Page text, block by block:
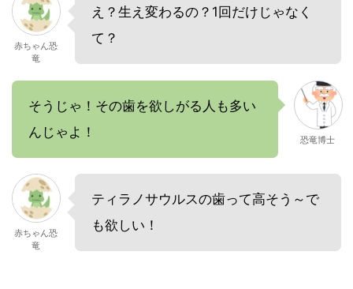
赤ちゃん恐
竜
え？生え変わるの？1回だけじゃなく
て？
そうじゃ！その歯を欲しがる人も多い
んじゃよ！
恐竜博士
赤ちゃん恐
竜
ティラノサウルスの歯って高そう～で
も欲しい！